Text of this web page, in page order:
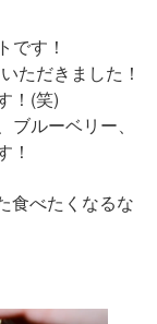
です！
ただきました！
！(笑)
ルーベリー、
！
食べたくなるな